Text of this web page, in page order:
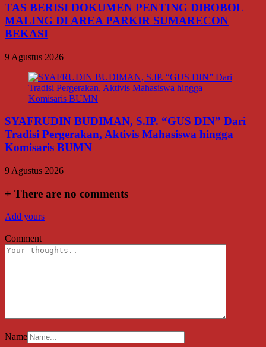
TAS BERISI DOKUMEN PENTING DIBOBOL
MALING DI AREA PARKIR SUMARECON
BEKASI
9 Agustus 2026
SYAFRUDIN BUDIMAN, S.IP. “GUS DIN” Dari
Tradisi Pergerakan, Aktivis Mahasiswa hingga
Komisaris BUMN
9 Agustus 2026
+ There are no comments
Add yours
Comment
Name